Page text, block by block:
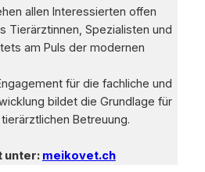
allen Interessierten offen
Tierärztinnen, Spezialisten und
am Puls der modernen
für die fachliche und
bildet die Grundlage für
Betreuung.
unter: meikovet.ch